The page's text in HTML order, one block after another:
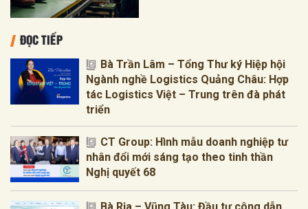
ĐỌC TIẾP
Bà Trần Lâm – Tổng Thư ký Hiệp hội
Ngành nghề Logistics Quảng Châu: Hợp
tác Logistics Việt – Trung trên đà phát
triển
CT Group: Hình mẫu doanh nghiệp tư
nhân đổi mới sáng tạo theo tinh thần
Nghị quyết 68